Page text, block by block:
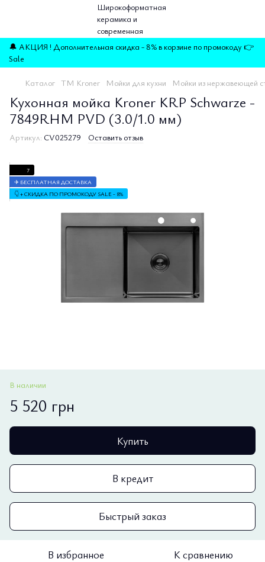
🔔 АКЦИЯ ! Дополнительная скидка - 8% в корзине по промокоду 👉
Sale
Каталог TM Kroner Мойки для кухни Мойки из нержавеющей
Кухонная мойка Kroner KRP Schwarze -
7849RHM PVD (3.0/1.0 мм)
Артикул: CV025279 Оставить отзыв
7
✈ БЕСПЛАТНАЯ ДОСТАВКА
👇 + СКИДКА ПО ПРОМОКОДУ SALE - 8%
В наличии
5 520 грн
Купить
В кредит
Быстрый заказ
В избранное К сравнению